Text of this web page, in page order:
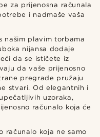
za prijenosna računala
i nadmaše vaša
našim plavim torbama
nijansa dodaje
da se ističete iz
da vaše prijenosno
pregrade pružaju
stvari. Od elegantnih i
uzoraka,
računalo koja će
računalo koja ne samo